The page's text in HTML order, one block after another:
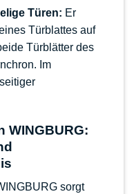
Türen: Er
Türblattes auf
Türblätter des
Im
WINGBURG:
sorgt